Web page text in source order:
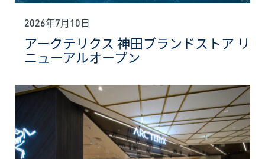
2026年7月10日
アークテリクス 神田ブランドストア リ
ニューアルオープン